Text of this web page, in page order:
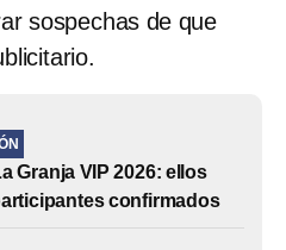
sospechas de que
Granja VIP 2026: ellos
confirmados